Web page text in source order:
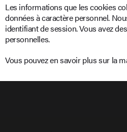
Les informations que les cookies
données à caractère personnel.
identifiant de session. Vous avez
personnelles.
Vous pouvez en savoir plus sur la